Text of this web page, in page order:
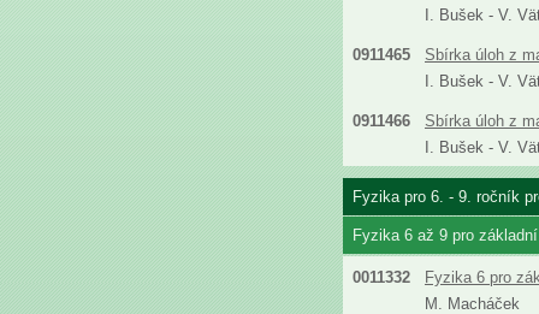
I. Bušek - V.
0911465
Sbírka úloh z
I. Bušek - V.
0911466
Sbírka úloh z
I. Bušek - V.
Fyzika pro 6. - 9. ročník
Fyzika 6 až 9 pro
0011332
Fyzika 6 pro
M. Macháček